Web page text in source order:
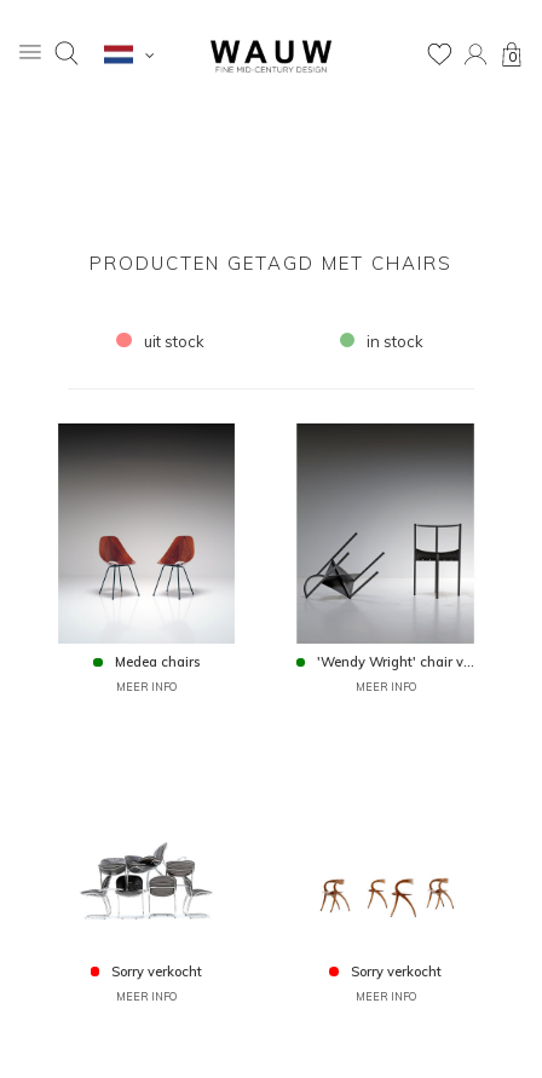
0
PRODUCTEN GETAGD MET CHAIRS
uit stock in stock
Medea chairs
MEER INFO
'Wendy Wright' chair v...
MEER INFO
Sorry verkocht
MEER INFO
Sorry verkocht
MEER INFO